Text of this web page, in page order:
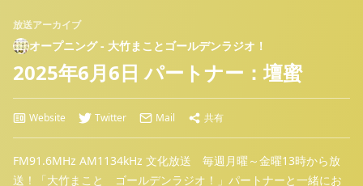
放送アーカイブ
オープニング - 大竹まことゴールデンラジオ！
2025年6月6日 パートナー：壇蜜
Website Twitter Mail 共有
FM91.6MHz AM1134kHz 文化放送 毎週月曜～金曜13時から放
送！「大竹まこと ゴールデンラジオ！」パートナーと一緒にお